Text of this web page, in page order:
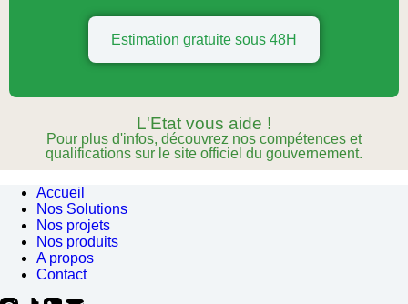
Estimation gratuite sous 48H
L'Etat vous aide !
Pour plus d'infos, découvrez nos compétences et
qualifications sur le site officiel du gouvernement.
Accueil
Nos Solutions
Nos projets
Nos produits
A propos
Contact